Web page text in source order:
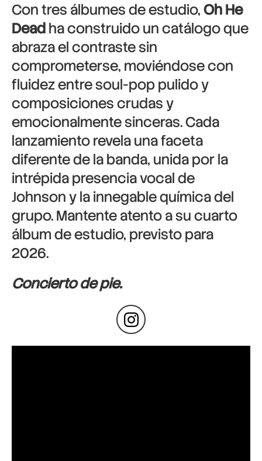
Con tres álbumes de estudio,Oh He
Deadha construido un catálogo que
abraza el contraste sin
comprometerse, moviéndose con
fluidez entre soul-pop pulido y
composiciones crudas y
emocionalmente sinceras. Cada
lanzamiento revela una faceta
diferente de la banda, unida por la
intrépida presencia vocal de
Johnson y la innegable química del
grupo. Mantente atento a su cuarto
álbum de estudio, previsto para
2026.
Concierto de pie.